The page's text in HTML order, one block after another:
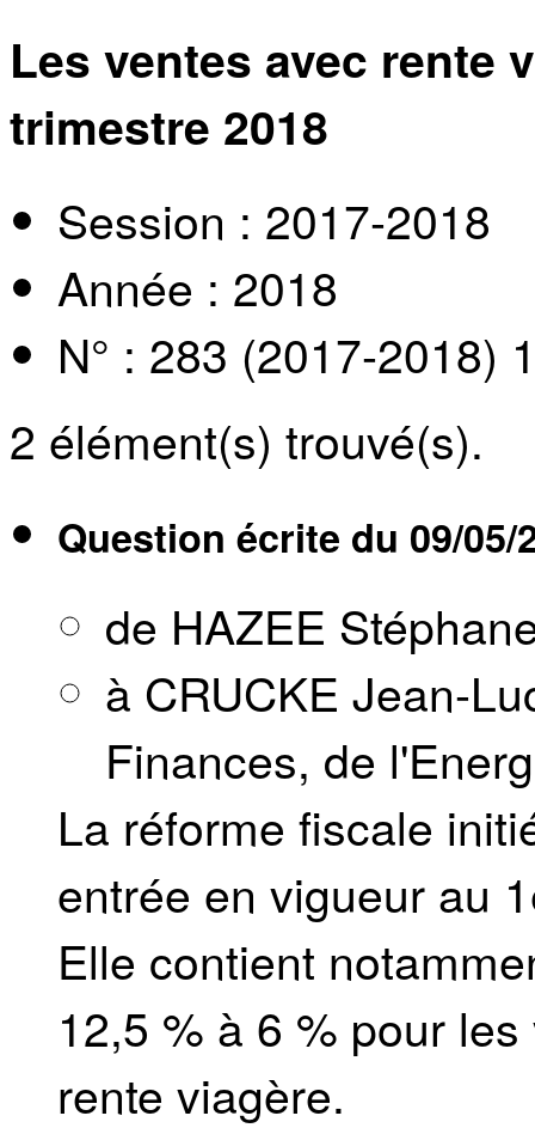
Les ventes avec rente
trimestre 2018
Session : 2017-2018
Année : 2018
N° : 283 (2017-2018)
2 élément(s) trouvé(s).
Question écrite du 09/05/
de HAZEE
à CRUCKE Jean-
Finances, de
La réforme fiscale
entrée en vigueur au
Elle contient
12,5 % à 6 % pour
rente viagère.